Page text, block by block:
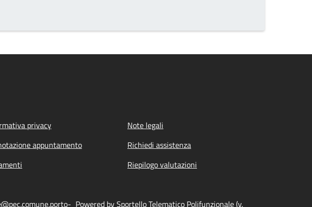
privacy
Note legali
appuntamento
Richiedi assistenza
Riepilogo valutazioni
Powered by Sportello Telematico Polifunzionale (v.